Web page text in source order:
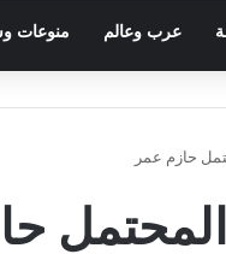
عرب وعالم منوعات
حازم عمر